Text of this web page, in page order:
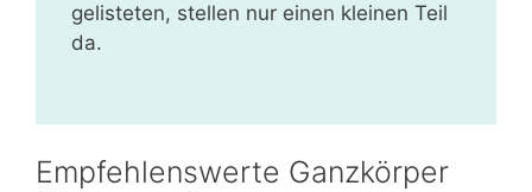
gelisteten, stellen nur einen kleinen Teil
da.
Empfehlenswerte Ganzkörper